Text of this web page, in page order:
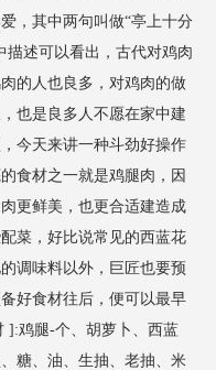
，其中两句叫做“亭上十分
描述可以看出，古代对鸡肉
的人也良多，对鸡肉的做
也是良多人不愿在家中建
今天来讲一种斗劲好操作
食材之一就是鸡腿肉，因
更鲜美，也更合适建造成
菜，好比说常见的西蓝花
调味料以外，巨匠也要预
好食材往后，便可以最早
]:鸡腿-个、胡萝卜、西蓝
糖、油、生抽、老抽、米